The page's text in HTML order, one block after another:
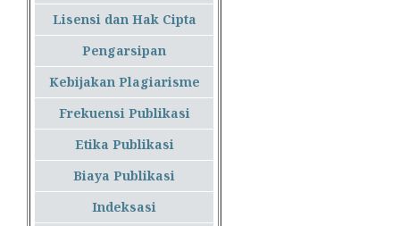
Lisensi dan Hak Cipta
Pengarsipan
Kebijakan Plagiarisme
Frekuensi Publikasi
Etika Publikasi
Biaya Publikasi
Indeksasi